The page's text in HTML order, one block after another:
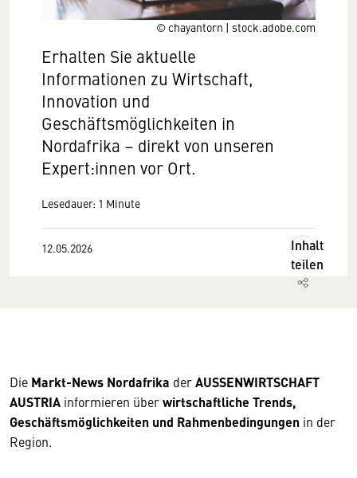
© chayantorn | stock.adobe.com
Erhalten Sie aktuelle
Informationen zu Wirtschaft,
Innovation und
Geschäftsmöglichkeiten in
Nordafrika – direkt von unseren
Expert:innen vor Ort.
Lesedauer: 1 Minute
12.05.2026
Inhalt
teilen
Die Markt-News Nordafrika derAUSSENWIRTSCHAFT
AUSTRIA informieren überwirtschaftliche Trends,
Geschäftsmöglichkeiten und Rahmenbedingungen in der
Region.